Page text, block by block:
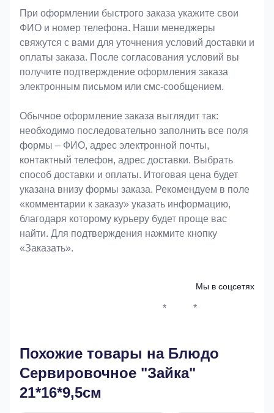
При оформлении быстрого заказа укажите свои
ФИО и номер телефона. Наши менеджеры
свяжутся с вами для уточнения условий доставки и
оплаты заказа. После согласования условий вы
получите подтверждение оформления заказа
электронным письмом или смс-сообщением.
Обычное оформление заказа выглядит так:
необходимо последовательно заполнить все поля
формы – ФИО, адрес электронной почты,
контактный телефон, адрес доставки. Выбрать
способ доставки и оплаты. Итоговая цена будет
указана внизу формы заказа. Рекомендуем в поле
«комментарии к заказу» указать информацию,
благодаря которому курьеру будет проще вас
найти. Для подтверждения нажмите кнопку
«Заказать».
Мы в соцсетях
* *
Похожие товары на Блюдо
Сервировочное "Зайка"
21*16*9,5см